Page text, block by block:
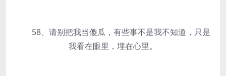
58、请别把我当傻瓜，有些事不是我不知道，只是
我看在眼里，埋在心里。